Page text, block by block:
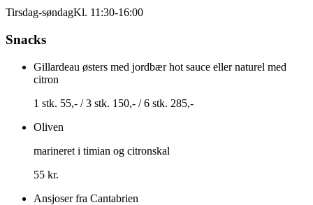
Tirsdag-søndagKl. 11:30-16:00
Snacks
Gillardeau østers med jordbær hot sauce eller naturel med
citron
1 stk. 55,- / 3 stk. 150,- / 6 stk. 285,-
Oliven
marineret i timian og citronskal
55 kr.
Ansjoser fra Cantabrien